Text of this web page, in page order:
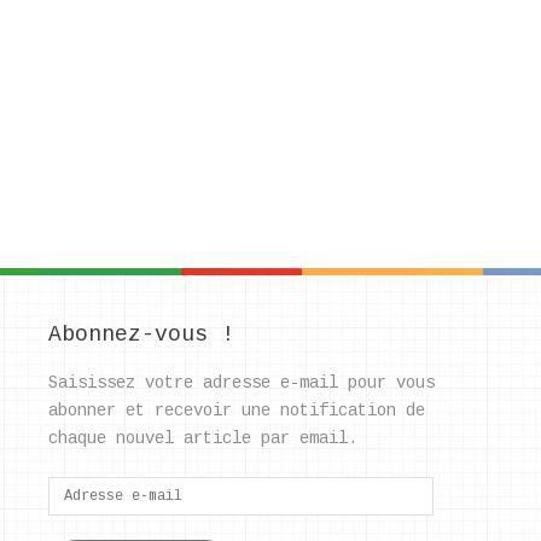
Abonnez-vous !
Saisissez votre adresse e-mail pour vous
abonner et recevoir une notification de
chaque nouvel article par email.
Adresse
e-